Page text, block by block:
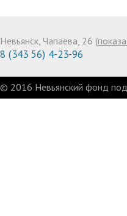
Невьянск, Чапаева, 26 (
8 (343 56) 4-23-96
© 2016 Невьянский фонд